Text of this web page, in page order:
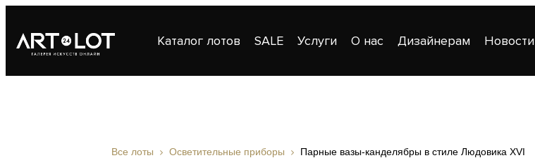
Каталог лотов SALE Услуги О нас Дизайнерам Новости
Все лоты Осветительные приборы Парные вазы-канделябры в стиле Людовика XVI